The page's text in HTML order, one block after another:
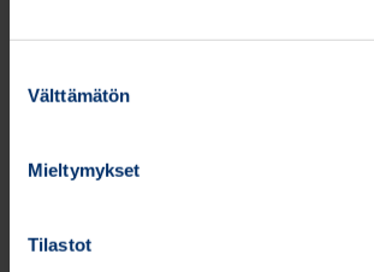
valinta
Välttämätön
Mieltymykset
Tilastot
Jari Sankala
EB:n Wireless-liiketoimintasegmentti
Email: sales.wireless(a)elektrobit.com
www.elektrobit.com/tiedotteet